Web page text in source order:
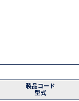
製品コード
型式